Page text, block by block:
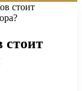
стоит
стоит